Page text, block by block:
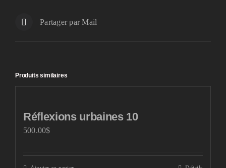
Partager par Mail
Produits similaires
Réflexions urbaines 10
500.00$